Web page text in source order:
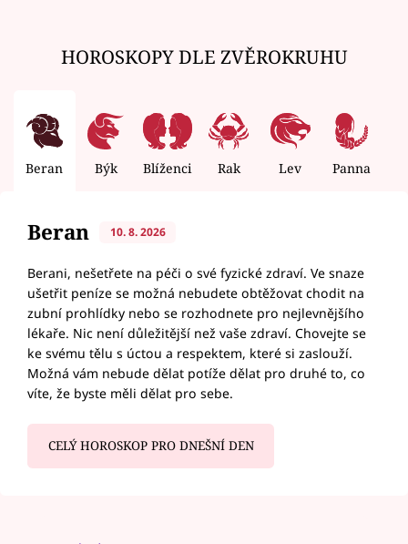
HOROSKOPY DLE ZVĚROKRUHU
Beran Býk Blíženci Rak Lev Panna
Beran 10. 8. 2026
Berani, nešetřete na péči o své fyzické zdraví. Ve snaze
ušetřit peníze se možná nebudete obtěžovat chodit na
zubní prohlídky nebo se rozhodnete pro nejlevnějšího
lékaře. Nic není důležitější než vaše zdraví. Chovejte se
ke svému tělu s úctou a respektem, které si zaslouží.
Možná vám nebude dělat potíže dělat pro druhé to, co
víte, že byste měli dělat pro sebe.
CELÝ HOROSKOP PRO DNEŠNÍ DEN